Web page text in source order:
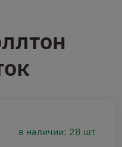
в наличии: 28 шт